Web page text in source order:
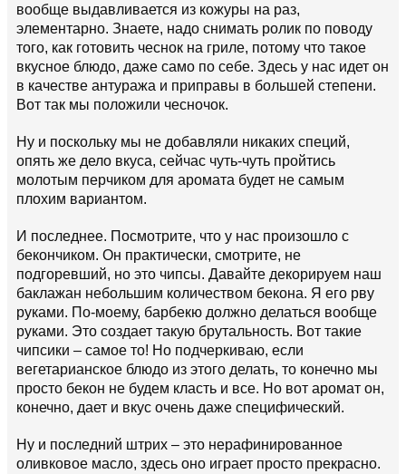
вообще выдавливается из кожуры на раз,
элементарно. Знаете, надо снимать ролик по поводу
того, как готовить чеснок на гриле, потому что такое
вкусное блюдо, даже само по себе. Здесь у нас идет он
в качестве антуража и приправы в большей степени.
Вот так мы положили чесночок.
Ну и поскольку мы не добавляли никаких специй,
опять же дело вкуса, сейчас чуть-чуть пройтись
молотым перчиком для аромата будет не самым
плохим вариантом.
И последнее. Посмотрите, что у нас произошло с
бекончиком. Он практически, смотрите, не
подгоревший, но это чипсы. Давайте декорируем наш
баклажан небольшим количеством бекона. Я его рву
руками. По-моему, барбекю должно делаться вообще
руками. Это создает такую брутальность. Вот такие
чипсики – самое то! Но подчеркиваю, если
вегетарианское блюдо из этого делать, то конечно мы
просто бекон не будем класть и все. Но вот аромат он,
конечно, дает и вкус очень даже специфический.
Ну и последний штрих – это нерафинированное
оливковое масло, здесь оно играет просто прекрасно.